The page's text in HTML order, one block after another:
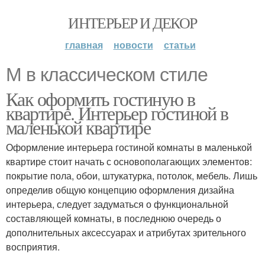
ИНТЕРЬЕР И ДЕКОР
главная новости статьи
М в классическом стиле
Как оформить гостиную в
квартире. Интерьер гостиной в
маленькой квартире
Оформление интерьера гостиной комнаты в маленькой
квартире стоит начать с основополагающих элементов:
покрытие пола, обои, штукатурка, потолок, мебель. Лишь
определив общую концепцию оформления дизайна
интерьера, следует задуматься о функциональной
составляющей комнаты, в последнюю очередь о
дополнительных аксессуарах и атрибутах зрительного
восприятия.